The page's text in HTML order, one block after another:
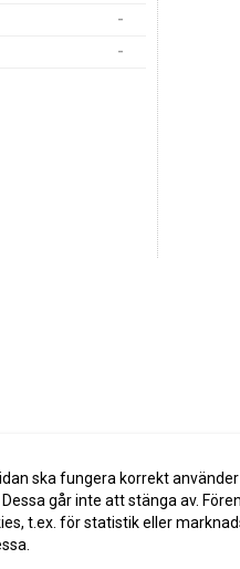
-
-
ska fungera korrekt
går inte att stänga av.
t.ex. för statistik eller